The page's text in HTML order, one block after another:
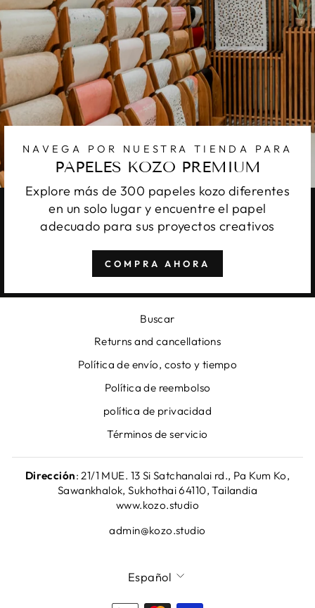
NAVEGA POR NUESTRA TIENDA PARA
PAPELES KOZO PREMIUM
Explore más de 300 papeles kozo diferentes
en un solo lugar y encuentre el papel
adecuado para sus proyectos creativos
COMPRA AHORA
Buscar
Returns and cancellations
Política de envío, costo y tiempo
Política de reembolso
política de privacidad
Términos de servicio
Dirección: 21/1 MUE. 13 Si Satchanalai rd., Pa Kum Ko,
Sawankhalok, Sukhothai 64110, Tailandia
www.kozo.studio
admin@kozo.studio
IDIOMA
Español